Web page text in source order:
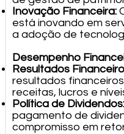
Inovação Financeira:
está inovando em
a adoção de
Desempenho
Resultados
resultados
receitas, lucros e
Política de Dividendos:
pagamento de
compromisso em